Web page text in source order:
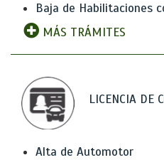
Baja de Habilitaciones
MÁS TRÁMITES
LICENCIA DE
Alta de Automotor